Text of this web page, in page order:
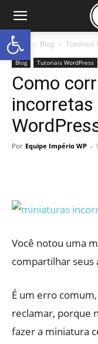
Início Blog Tutoriais
Blog Tutoriais WordPress
Como
incorretas
Por Equipe Império WP -
Você notou uma
compartilhar seus
É um erro
reclamar, porque
fazer a miniatura
Abrir a barra de